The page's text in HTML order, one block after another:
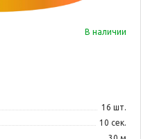
В наличии
16 шт.
10 сек.